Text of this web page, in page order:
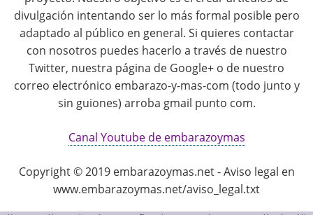
divulgación intentando ser lo más formal posible pero
adaptado al público en general. Si quieres contactar
con nosotros puedes hacerlo a través de nuestro
Twitter, nuestra página de Google+ o de nuestro
correo electrónico embarazo-y-mas-com (todo junto y
sin guiones) arroba gmail punto com.
Canal Youtube de embarazoymas
Copyright © 2019 embarazoymas.net - Aviso legal en
www.embarazoymas.net/aviso_legal.txt